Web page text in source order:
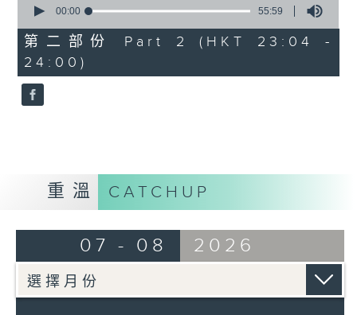
由 林家聲、林錦堂、藍天佑 主唱
3.「憐香惹恨」
4.「七步成詩」
5.「雪嶺風雲會之亂世親仇」
seconds
55
minutes,
59
seconds
00:00 55:59
第二部份 Part 2 (HKT 23:04 -
24:00)
重溫 CATCHUP
07 - 08 2026